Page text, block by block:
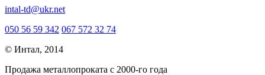
intal-td@ukr.net
050 56 59 342 067 572 32 74
© Интал, 2014
Продажа металлопроката с 2000-го года